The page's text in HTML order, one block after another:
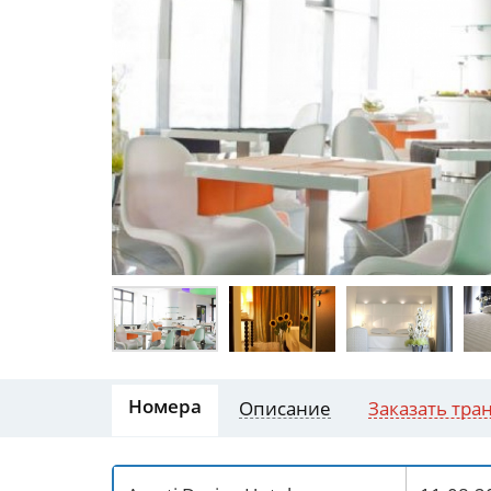
Номера Описание Заказать